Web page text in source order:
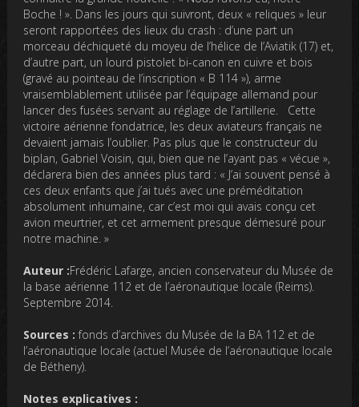
Boche ! ». Dans les jours qui suivront, deux « reliques » leur
seront rapportées des lieux du crash : d’une part un
morceau déchiqueté du moyeu de l’hélice de l’Aviatik (17) et,
d’autre part, un lourd pistolet bi-canon en cuivre et bois
(gravé au pointeau de l’inscription « B 114 »), arme
vraisemblablement utilisée par l’équipage allemand pour
lancer des fusées servant au réglage de l’artillerie. Cette
victoire aérienne fondatrice, les deux aviateurs français ne
devaient jamais l’oublier. Pas plus que le constructeur du
biplan, Gabriel Voisin, qui, bien que ne l’ayant pas « vécue »,
déclarera bien des années plus tard : « J’ai souvent pensé à
ces deux enfants que j’ai tués avec une préméditation
absolument inhumaine, car c’est moi qui avais conçu cet
avion meurtrier, et cet armement presque démesuré pour
notre machine. »
Auteur :Frédéric Lafarge, ancien conservateur du Musée de
la base aérienne 112 et de l’aéronautique locale (Reims).
Septembre 2014.
Sources :fonds d’archives du Musée de la BA 112 et de
l’aéronautique locale (actuel Musée de l’aéronautique locale
de Bétheny).
Notes explicatives :